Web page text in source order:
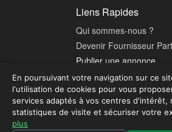
Liens Rapides
Qui sommes-nous ?
Devenir Fournisseur
Publier une annonce
Contact & Sécurité
Plateforme sécurisée - Tous droits
Mentions légales
En poursuivant votre navigation sur ce
l'utilisation de cookies pour vous
services adaptés à vos centres d'intérêt,
statistiques de visite et sécuriser votre
plus